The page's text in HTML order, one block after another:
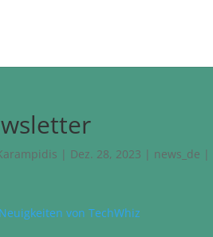
| Dez. 28, 2023 | news_de |
von TechWhiz